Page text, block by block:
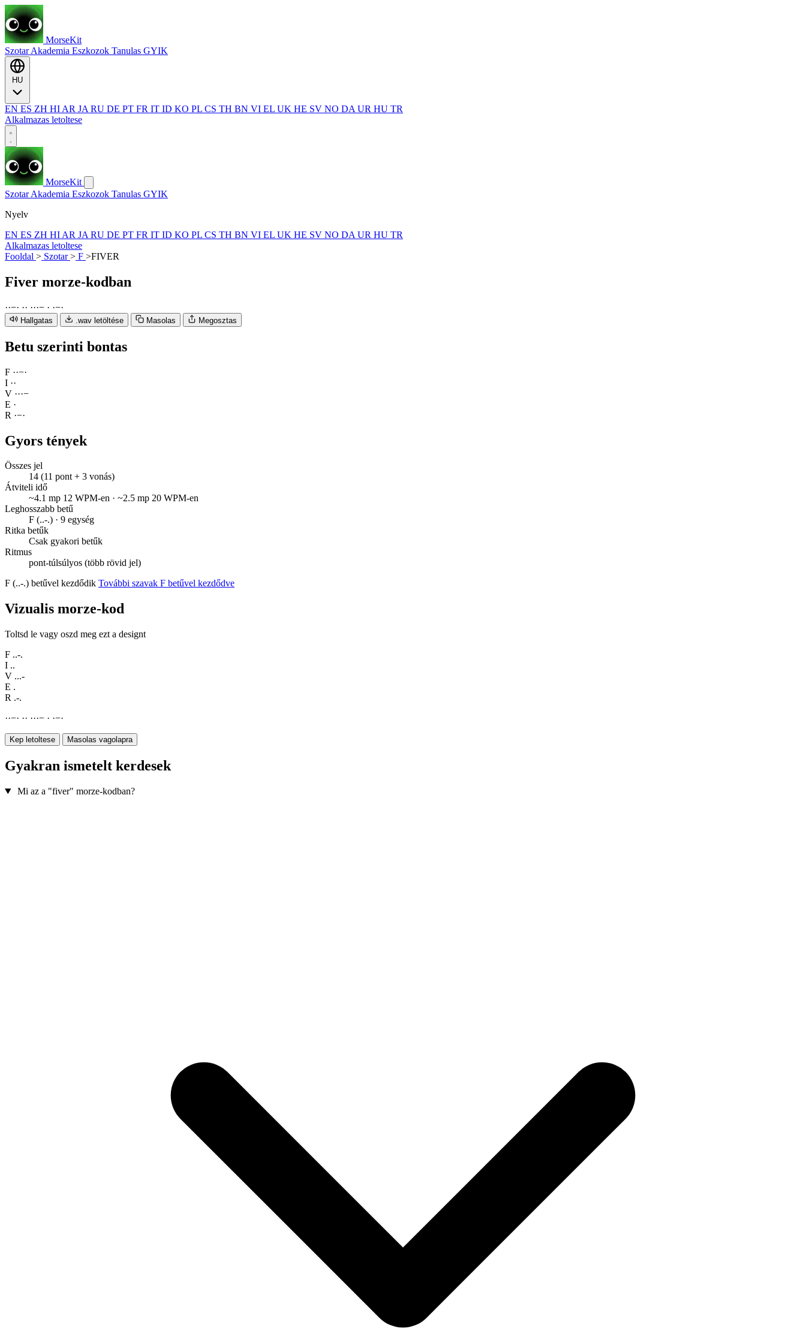
MorseKit
SzotarAkademia Eszkozok Tanulas GYIK
EN ES ZH HI AR JA RU DE PT FR IT ID KO PL CS TH BN VI EL UK HE SV NO DA UR HU TR
Alkalmazas letoltese
MorseKit
SzotarAkademia Eszkozok Tanulas GYIK
Nyelv
EN ES ZH HI AR JA RU DE PT FR IT ID KO PL CS TH BN VI EL UK HE SV NO DA UR HU TR
Alkalmazas letoltese
Fooldal > Szotar> F >FIVER
Fiver morze-kodban
··−· ·· ···− · ·−·
Hallgatas .wav letöltése Masolas Megosztas
Betu szerinti bontas
F ··−·
I ··
V ···−
E ·
R ·−·
Gyors tények
Összes jel
14 (11 pont + 3 vonás)
Átviteli idő
~4.1 mp 12 WPM-en · ~2.5 mp 20 WPM-en
Leghosszabb betű
F (..-.) · 9 egység
Ritka betűk
Csak gyakori betűk
Ritmus
pont-túlsúlyos (több rövid jel)
F (..-.) betűvel kezdődik További szavak F betűvel kezdődve
Vizualis morze-kod
Toltsd le vagy oszd meg ezt a designt
F ..-.
I ..
V ...-
E .
R .-.
··−· ·· ···− · ·−·
Kep letoltese Masolas vagolapra
Gyakran ismetelt kerdesek
Mi az a "fiver" morze-kodban?